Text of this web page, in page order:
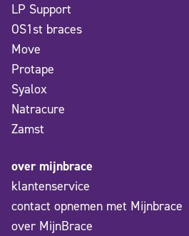
LP Support
OS1st braces
Move
Protape
Syalox
Natracure
Zamst
over mijnbrace
klantenservice
contact opnemen met Mijnbrace
over MijnBrace